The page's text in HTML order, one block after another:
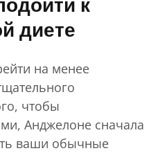
к
диете
на менее
чтобы
Анджелоне сначала
ваши обычные